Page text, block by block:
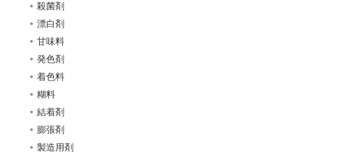
殺菌剤
漂白剤
甘味料
発色剤
着色料
糊料
結着剤
膨張剤
製造用剤